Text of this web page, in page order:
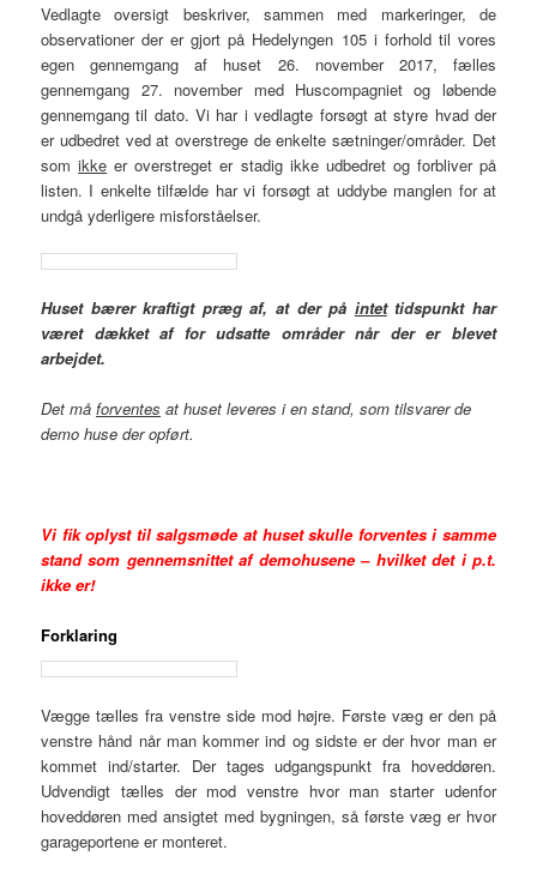
Vedlagte oversigt beskriver, sammen med markeringer, de
observationer der er gjort på Hedelyngen 105 i forhold til vores
egen gennemgang af huset 26. november 2017, fælles
gennemgang 27. november med Huscompagniet og løbende
gennemgang til dato. Vi har i vedlagte forsøgt at styre hvad der
er udbedret ved at overstrege de enkelte sætninger/områder. Det
somikke er overstreget er stadig ikke udbedret og forbliver på
listen. I enkelte tilfælde har vi forsøgt at uddybe manglen for at
undgå yderligere misforståelser.
Huset bærer kraftigt præg af, at der på intettidspunkt har
været dækket af for udsatte områder når der er blevet
arbejdet.
Det måforventes at huset leveres i en stand, som tilsvarer de
demo huse der opført.
Vi fik oplyst til salgsmøde at huset skulle forventes i samme
stand som gennemsnittet af demohusene – hvilket det i p.t.
ikke er!
Forklaring
Vægge tælles fra venstre side mod højre. Første væg er den på
venstre hånd når man kommer ind og sidste er der hvor man er
kommet ind/starter. Der tages udgangspunkt fra hoveddøren.
Udvendigt tælles der mod venstre hvor man starter udenfor
hoveddøren med ansigtet med bygningen, så første væg er hvor
garageportene er monteret.